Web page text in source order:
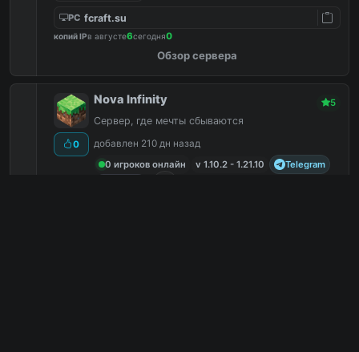
PC fcraft.su
копий IPв августе6сегодня0
Обзор сервера
0
Nova Infinity 5
Сервер, где мечты сбываются
добавлен 210 дн назад
0 игроков онлайн
v 1.10.2 - 1.21.10
Telegram